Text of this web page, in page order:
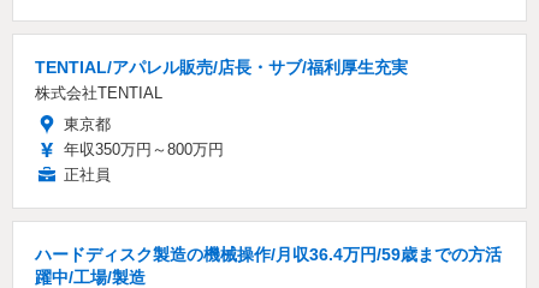
TENTIAL/アパレル販売/店長・サブ/福利厚生充実
株式会社TENTIAL
東京都
年収350万円～800万円
正社員
ハードディスク製造の機械操作/月収36.4万円/59歳までの方活
躍中/工場/製造